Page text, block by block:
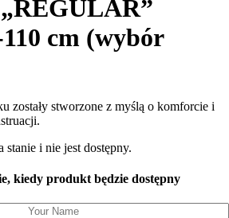
cm (wybór
zostały stworzone z myślą o komforcie i
stanie i nie jest dostępny.
kiedy produkt będzie dostępny